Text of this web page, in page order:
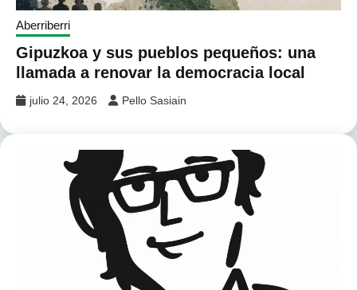
Aberriberri
Gipuzkoa y sus pueblos pequeños: una
llamada a renovar la democracia local
julio 24, 2026 Pello Sasiain